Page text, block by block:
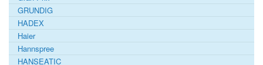
GRUNDIG
HADEX
Haier
Hannspree
HANSEATIC